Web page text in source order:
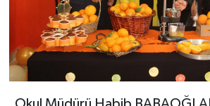
KİM KİMDİR
KİTAP